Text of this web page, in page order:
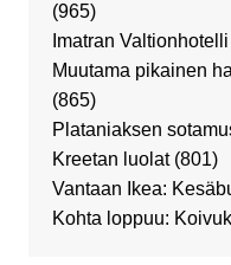
(965)
Imatran Valtionhotelli
Muutama pikainen
(865)
Plataniaksen
Kreetan luolat (801)
Vantaan Ikea:
Kohta loppuu: